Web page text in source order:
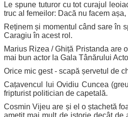
Le spune tuturor cu tot curajul
truc al femeilor: Dacă nu facem
Reținem și momentul când sare în
Caragiu în acest rol.
Marius Rizea / Ghiță Pristanda are
mai bun actor la Gala Tânărului
Orice mic gest - scapă șervetul de
Cațavencul lui Ovidiu Cuncea
fripturist politician de capetală.
Cosmin Vijeu are și el o ștachetă
amețit mai mult de istorie decât